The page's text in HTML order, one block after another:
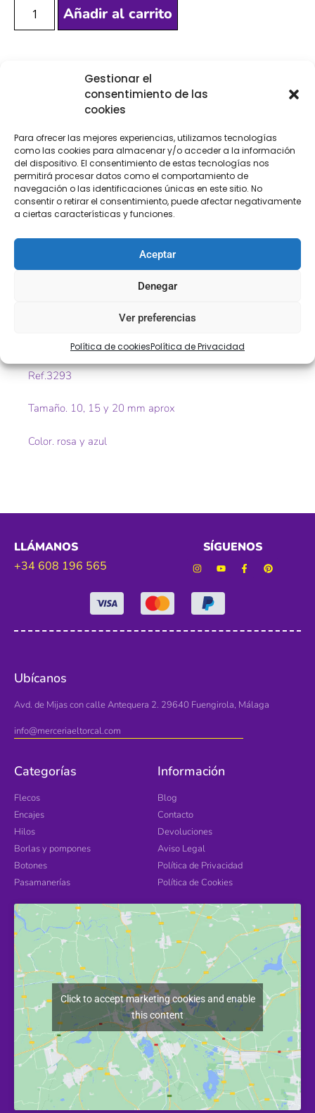
Gestionar el
consentimiento de las
cookies
Para ofrecer las mejores experiencias, utilizamos tecnologías
como las cookies para almacenar y/o acceder a la información
del dispositivo. El consentimiento de estas tecnologías nos
permitirá procesar datos como el comportamiento de
navegación o las identificaciones únicas en este sitio. No
consentir o retirar el consentimiento, puede afectar negativamente
a ciertas características y funciones.
Aceptar
Denegar
Ver preferencias
Política de cookiesPolítica de Privacidad
Añadir al carrito
[Las unidades seleccionadas son en
COMPRA
SEGURA
ENVÍO 24-48H TIENDA FÍSICA
Descripción
Información adicional
Valoraciones (0)
Descripción
Cinta brillo
Ref.3293
Tamaño. 10, 15 y 20 mm aprox
Color. rosa y azul
LLÁMANOS
+34 608 196 565
SÍGUENOS
Ubícanos
Avd. de Mijas con calle Antequera 2. 29640 Fuengirola, Málaga
info@merceriaeltorcal.com
Categorías
Flecos
Encajes
Hilos
Borlas y pompones
Botones
Pasamanerías
Información
Blog
Contacto
Devoluciones
Aviso Legal
Política de Privacidad
Política de Cookies
Click to accept marketing cookies and enable
this content